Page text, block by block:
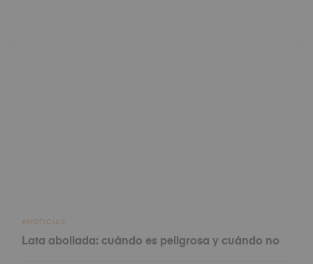
NOTICIAS
Lata abollada: cuándo es peligrosa y cuándo no